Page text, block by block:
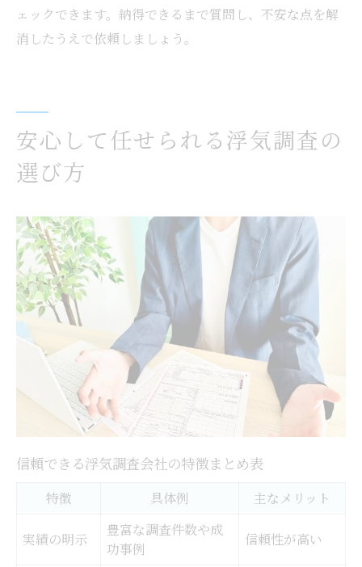
ェックできます。納得できるまで質問し、不安な点を解
消したうえで依頼しましょう。
安心して任せられる浮気調査の
選び方
信頼できる浮気調査会社の特徴まとめ表
特徴 具体例 主なメリット
実績の明示
豊富な調査件数や成
功事例
信頼性が高い